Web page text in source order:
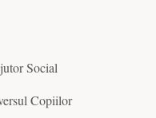
Social
Copiilor